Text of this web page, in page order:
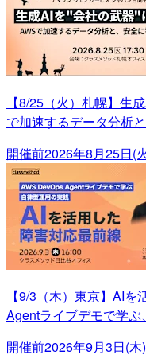
【8/25（火）札幌】生
で加速するデータ分析
開催前2026年8月25日(
【9/3（木）東京】AI
Agentライブデモで学
開催前2026年9月3日(木